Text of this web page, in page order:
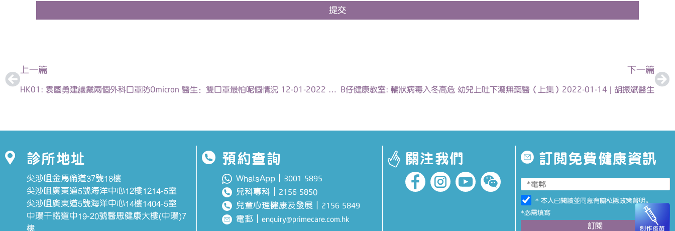
提交
上一篇
HK01: 袁國勇建議戴兩個外科口罩防Omicron 醫生：雙口罩最怕呢個情況 12-01-2022 | 陳欣永醫生
下一篇
B仔健康教室: 輪狀病毒入冬高危 幼兒上吐下瀉無藥醫（上集）2022-01-14 | 胡振斌醫生
診所地址
尖沙咀金馬倫道37號18樓
尖沙咀廣東道5號海洋中心12樓1214-5室
尖沙咀廣東道5號海洋中心14樓1404-5室
中環干諾道中19-20號醫思健康大樓(中環)7
樓
預約查詢
WhatsApp｜ 3001 5895
兒科專科 2156 5850
兒童心理健康及發展
2156 5849
電郵 ｜enquiry@primecare.com.hk
關注我們 訂閱免費健康資訊
* 本人已閱讀並同意有關私隱政策聲明。
*必需填寫